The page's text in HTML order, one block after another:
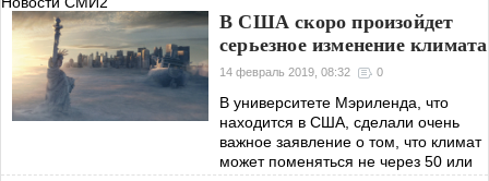
Ученые отмечают, что оно засоряет
воду.
В США скоро произойдет
серьезное изменение климата
14 февраль 2019, 08:32 0
В университете Мэриленда, что
находится в США, сделали очень
важное заявление о том, что климат
может поменяться не через 50 или